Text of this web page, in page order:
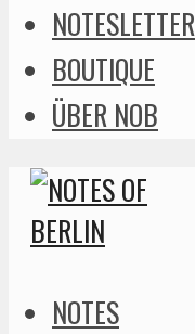
NOTESLETTER
BOUTIQUE
ÜBER NOB
NOTES